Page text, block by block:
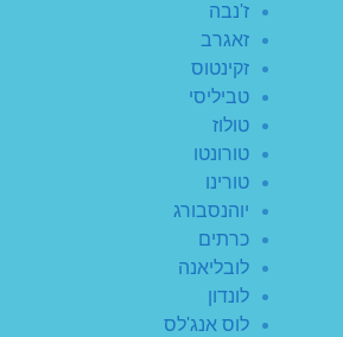
ז'נבה
זאגרב
זקינטוס
טביליסי
טולוז
טורונטו
טורינו
יוהנסבורג
כרתים
לובליאנה
לונדון
לוס אנג'לס